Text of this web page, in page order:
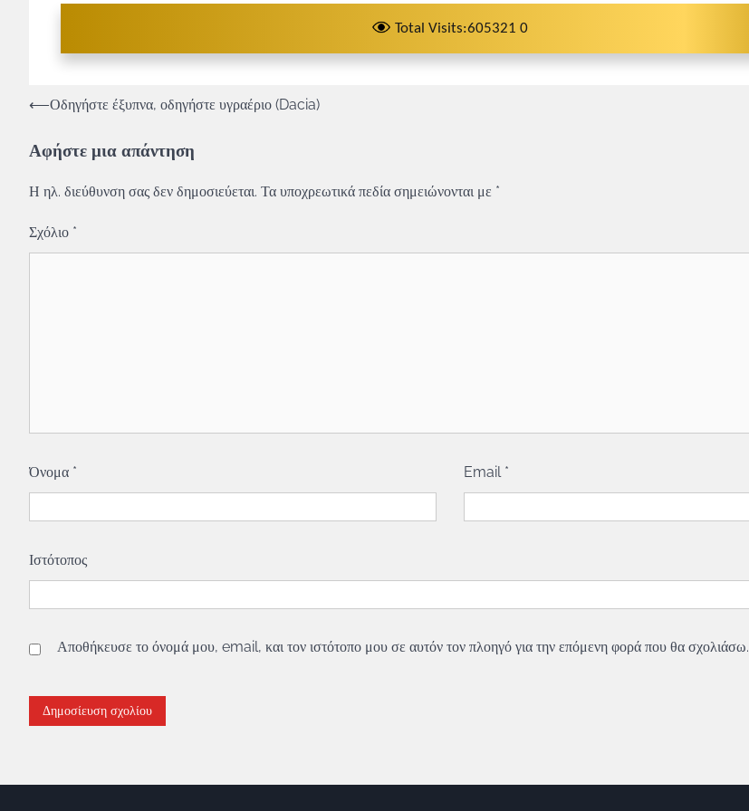
Total Visits:605321 0
Πλοήγηση
⟵Οδηγήστε έξυπνα, οδηγήστε υγραέριο (Dacia)
Αφήστε μια απάντηση
Η ηλ. διεύθυνση σας δεν δημοσιεύεται. Τα υποχρεωτικά πεδία σημειώνονται με *
Σχόλιο *
Όνομα * Email *
Ιστότοπος
Αποθήκευσε το όνομά μου, email, και τον ιστότοπο μου σε αυτόν τον πλοηγό για την επόμενη φορά που θα σχολιάσω.